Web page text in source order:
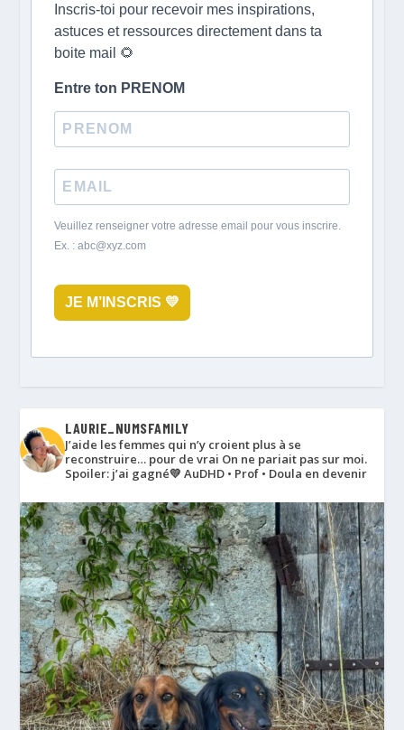
Inscris-toi pour recevoir mes inspirations,
astuces et ressources directement dans ta
boite mail 🌻
Entre ton PRENOM
Veuillez renseigner votre adresse email pour vous inscrire.
Ex. : abc@xyz.com
JE M’INSCRIS 💛
LAURIE_NUMSFAMILY
J’aide les femmes qui n’y croient plus à se
reconstruire… pour de vrai On ne pariait pas sur moi.
Spoiler: j’ai gagné💛 AuDHD • Prof • Doula en devenir